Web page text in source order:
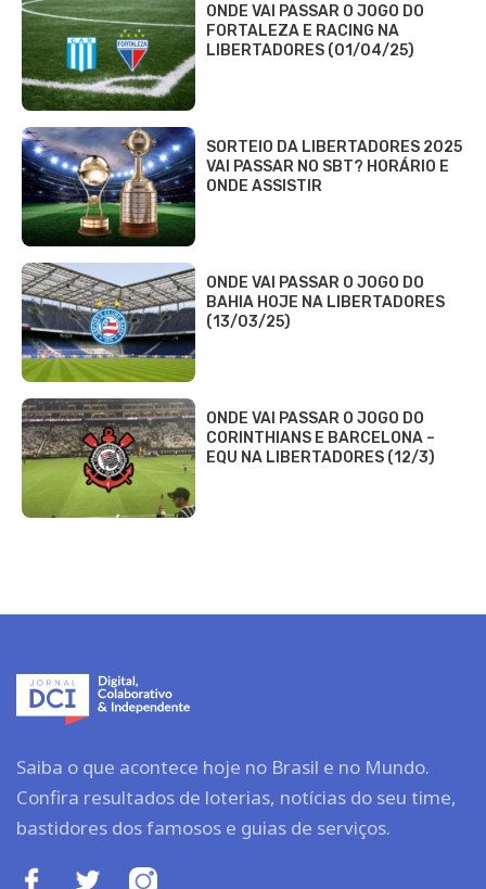
ONDE VAI PASSAR O JOGO DO
FORTALEZA E RACING NA
LIBERTADORES (01/04/25)
SORTEIO DA LIBERTADORES 2025
VAI PASSAR NO SBT? HORÁRIO E
ONDE ASSISTIR
ONDE VAI PASSAR O JOGO DO
BAHIA HOJE NA LIBERTADORES
(13/03/25)
ONDE VAI PASSAR O JOGO DO
CORINTHIANS E BARCELONA –
EQU NA LIBERTADORES (12/3)
Saiba o que acontece hoje no Brasil e no Mundo.
Confira resultados de loterias, notícias do seu time,
bastidores dos famosos e guias de serviços.